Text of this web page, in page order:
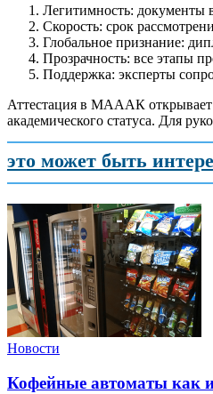
Легитимность: документы
Скорость: срок
Глобальное признание:
Прозрачность: все этапы
Поддержка: эксперты
Аттестация в МАААК открывает
академического статуса. Для
это может быть
Новости
Кофейные автоматы как